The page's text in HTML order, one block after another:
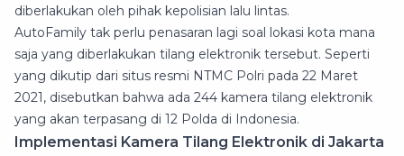
diberlakukan oleh pihak kepolisian lalu lintas.
AutoFamily tak perlu penasaran lagi soal lokasi kota mana
saja yang diberlakukan tilang elektronik tersebut. Seperti
yang dikutip dari situs resmi NTMC Polri pada 22 Maret
2021, disebutkan bahwa ada 244 kamera tilang elektronik
yang akan terpasang di 12 Polda di Indonesia.
Implementasi Kamera Tilang Elektronik di Jakarta